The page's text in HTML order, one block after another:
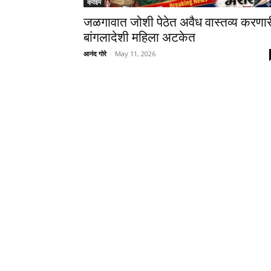
क्राईम
जळगावात जोशी पेठेत अवैध वास्तव्य
बांगलादेशी महिला अटकेत
आनंद गोरे - May 11, 2026